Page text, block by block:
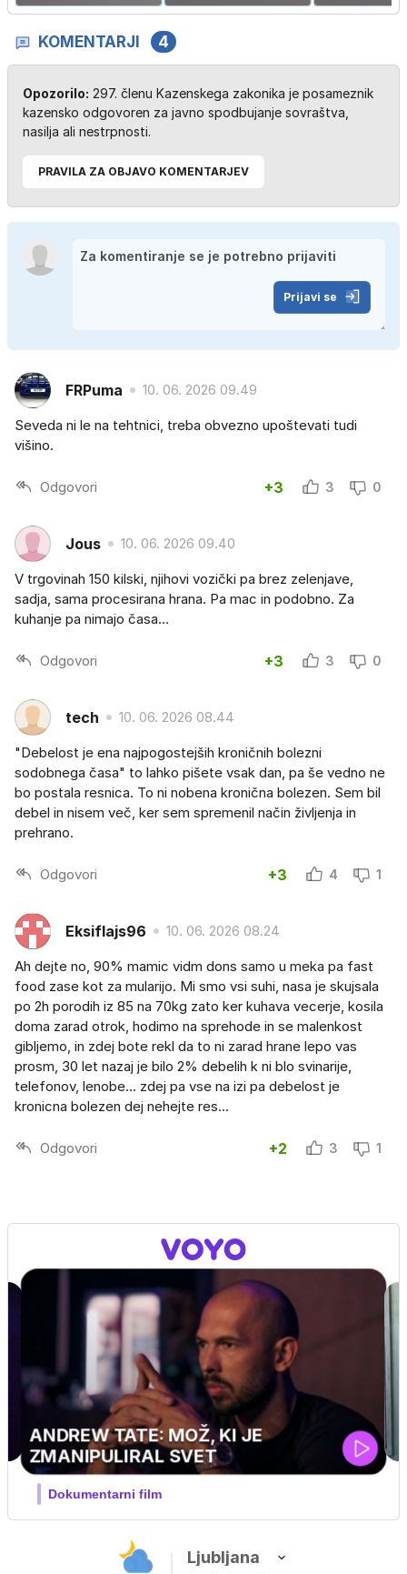
KOMENTARJI 4
Opozorilo: 297. členu Kazenskega zakonika je posameznik
kazensko odgovoren za javno spodbujanje sovraštva,
nasilja ali nestrpnosti.
PRAVILA ZA OBJAVO KOMENTARJEV
Prijavi se
FRPuma 10. 06. 2026 09.49
Seveda ni le na tehtnici, treba obvezno upoštevati tudi
višino.
Odgovori +3 3 0
Jous 10. 06. 2026 09.40
V trgovinah 150 kilski, njihovi vozički pa brez zelenjave,
sadja, sama procesirana hrana. Pa mac in podobno. Za
kuhanje pa nimajo časa...
Odgovori +3 3 0
tech 10. 06. 2026 08.44
"Debelost je ena najpogostejših kroničnih bolezni
sodobnega časa" to lahko pišete vsak dan, pa še vedno ne
bo postala resnica. To ni nobena kronična bolezen. Sem bil
debel in nisem več, ker sem spremenil način življenja in
prehrano.
Odgovori +3 4 1
Eksiflajs96 10. 06. 2026 08.24
Ah dejte no, 90% mamic vidm dons samo u meka pa fast
food zase kot za mularijo. Mi smo vsi suhi, nasa je skujsala
po 2h porodih iz 85 na 70kg zato ker kuhava vecerje, kosila
doma zarad otrok, hodimo na sprehode in se malenkost
gibljemo, in zdej bote rekl da to ni zarad hrane lepo vas
prosm, 30 let nazaj je bilo 2% debelih k ni blo svinarije,
telefonov, lenobe... zdej pa vse na izi pa debelost je
kronicna bolezen dej nehejte res...
Odgovori +2 3 1
MOJ PRIJATELJ PINGVIN
Film meseca / družinski, pustolovski
Ljubljana